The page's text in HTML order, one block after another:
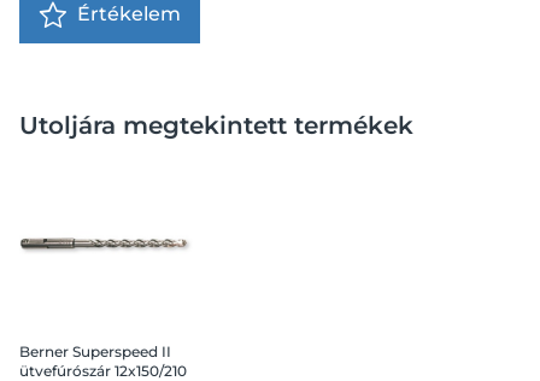
Értékelem
Utoljára megtekintett termékek
Berner Superspeed II
ütvefúrószár 12x150/210